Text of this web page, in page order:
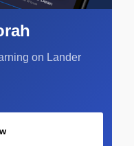
on Lander